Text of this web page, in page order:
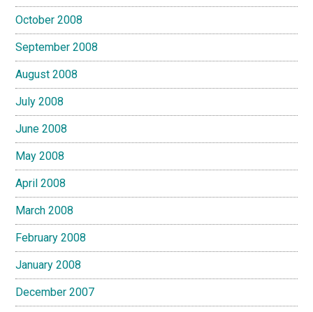
October 2008
September 2008
August 2008
July 2008
June 2008
May 2008
April 2008
March 2008
February 2008
January 2008
December 2007